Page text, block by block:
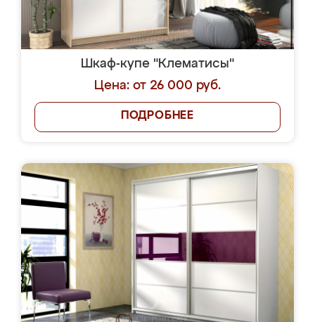
Шкаф-купе "Клематисы"
Цена: от 26 000 руб.
ПОДРОБНЕЕ